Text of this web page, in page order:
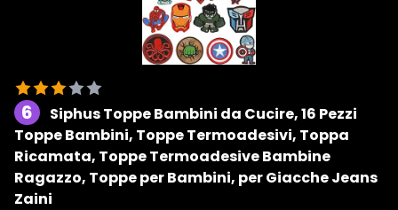
6
Siphus Toppe Bambini da Cucire, 16 Pezzi
Toppe Bambini, Toppe Termoadesivi, Toppa
Ricamata, Toppe Termoadesive Bambine
Ragazzo, Toppe per Bambini, per Giacche Jeans
Zaini